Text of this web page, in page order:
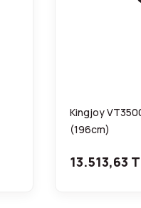
Kingjoy
(196cm)
13.513,63